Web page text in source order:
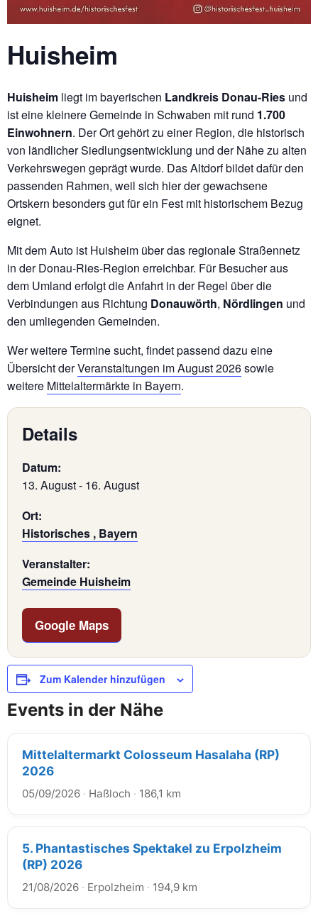
Huisheim
Huisheim liegt im bayerischen Landkreis Donau-Ries und
ist eine kleinere Gemeinde in Schwaben mit rund 1.700
Einwohnern. Der Ort gehört zu einer Region, die historisch
von ländlicher Siedlungsentwicklung und der Nähe zu alten
Verkehrswegen geprägt wurde. Das Altdorf bildet dafür den
passenden Rahmen, weil sich hier der gewachsene
Ortskern besonders gut für ein Fest mit historischem Bezug
eignet.
Mit dem Auto ist Huisheim über das regionale Straßennetz
in der Donau-Ries-Region erreichbar. Für Besucher aus
dem Umland erfolgt die Anfahrt in der Regel über die
Verbindungen aus Richtung Donauwörth, Nördlingen und
den umliegenden Gemeinden.
Wer weitere Termine sucht, findet passend dazu eine
Übersicht derVeranstaltungen im August 2026sowie
weitere Mittelaltermärkte in Bayern.
Details
Datum:
13. August- 16. August
Ort:
Historisches , Bayern
Veranstalter:
Gemeinde Huisheim
Google Maps
Zum Kalender hinzufügen
Events in der Nähe
Mittelaltermarkt Colosseum Hasalaha (RP)
2026
05/09/2026 · Haßloch · 186,1 km
5. Phantastisches Spektakel zu Erpolzheim
(RP) 2026
21/08/2026 · Erpolzheim · 194,9 km